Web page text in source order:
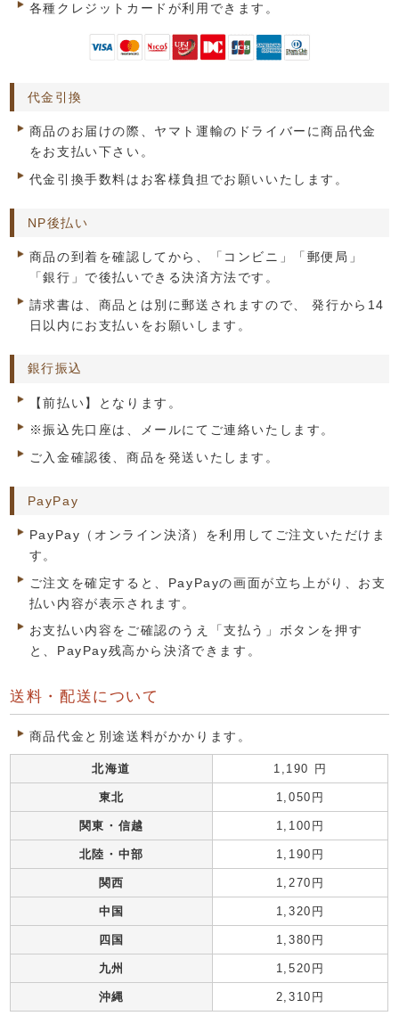
各種クレジットカードが利用できます。
代金引換
商品のお届けの際、ヤマト運輸のドライバーに商品代金
をお支払い下さい。
代金引換手数料はお客様負担でお願いいたします。
NP後払い
商品の到着を確認してから、「コンビニ」「郵便局」
「銀行」で後払いできる決済方法です。
請求書は、商品とは別に郵送されますので、 発行から14
日以内にお支払いをお願いします。
銀行振込
【前払い】となります。
※振込先口座は、メールにてご連絡いたします。
ご入金確認後、商品を発送いたします。
PayPay
PayPay（オンライン決済）を利用してご注文いただけま
す。
ご注文を確定すると、PayPayの画面が立ち上がり、お支
払い内容が表示されます。
お支払い内容をご確認のうえ「支払う」ボタンを押す
と、PayPay残高から決済できます。
送料・配送について
商品代金と別途送料がかかります。
北海道 1,190 円
東北 1,050円
関東・信越 1,100円
北陸・中部 1,190円
関西 1,270円
中国 1,320円
四国 1,380円
九州 1,520円
沖縄 2,310円